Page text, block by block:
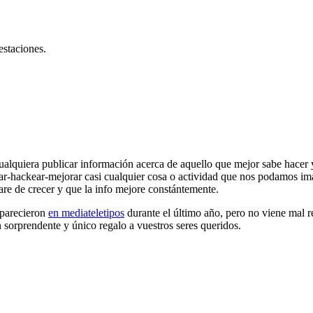
publicar información acerca de aquello que mejor sabe
hackear-mejorar casi cualquier cosa o actividad que nos podamos
de crecer y que la info mejore constántemente.
en mediateletipos durante el último año, pero no viene mal
y único regalo a vuestros seres queridos.